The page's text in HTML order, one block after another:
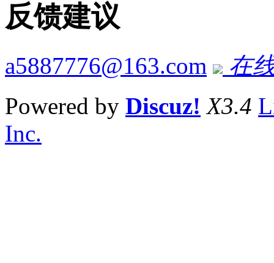
反馈建议
a5887776@163.com
在
Powered by Discuz! X3.4
Inc.